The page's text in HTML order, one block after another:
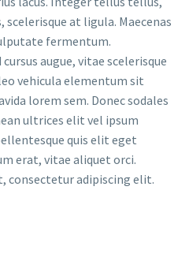
at ligula. Maecenas
fermentum.
augue, vitae scelerisque
vehicula elementum sit
lorem sem. Donec sodales
ultrices elit vel ipsum
quis elit eget
erat, vitae aliquet orci.
consectetur adipiscing elit.